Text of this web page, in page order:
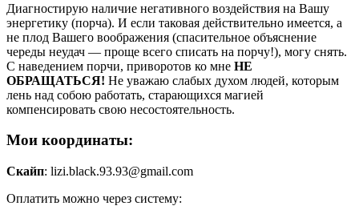
Диагностирую наличие негативного воздействия на Вашу
энергетику (порча). И если таковая действительно имеется, а
не плод Вашего воображения (спасительное объяснение
череды неудач — проще всего списать на порчу!), могу снять.
С наведением порчи, приворотов ко мне НЕ
ОБРАЩАТЬСЯ! Не уважаю слабых духом людей, которым
лень над собою работать, старающихся магией
компенсировать свою несостоятельность.
Мои координаты:
Скайп: lizi.black.93.93@gmail.com
Оплатить можно через систему: